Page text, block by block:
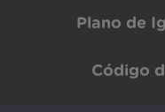
Plano de
Código